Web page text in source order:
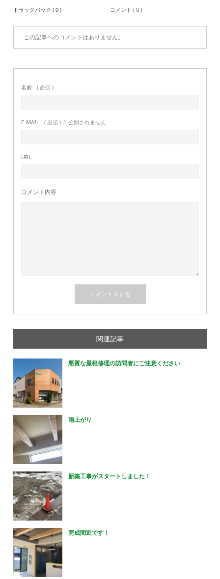
トラックバック ( 0 ) コメント ( 0 )
この記事へのコメントはありません。
名前 ( 必須 )
E-MAIL ( 必須 ) ※ 公開されません
URL
コメント内容
関連記事
悪質な屋根修理の訪問者にご注意ください
雨上がり
新築工事がスタートしました！
完成間近です！